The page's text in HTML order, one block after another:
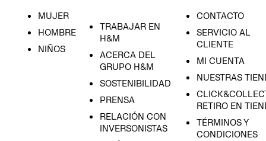
MUJER
HOMBRE
NIÑOS
TRABAJAR EN
H&M
ACERCA DEL
GRUPO H&M
SOSTENIBILIDAD
PRENSA
RELACIÓN CON
INVERSONISTAS
CONTACTO
SERVICIO AL
CLIENTE
MI CUENTA
NUESTRAS
RETIRO EN
TÉRMINOS Y
CONDICIONES